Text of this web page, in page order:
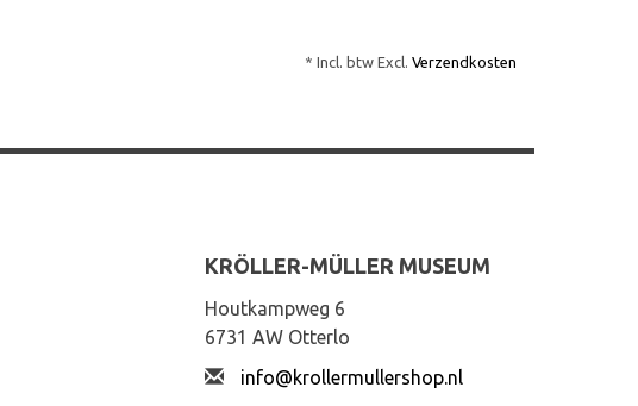
* Incl. btw Excl. Verzendkosten
KRÖLLER-MÜLLER MUSEUM
Houtkampweg 6
6731 AW Otterlo
info@krollermullershop.nl